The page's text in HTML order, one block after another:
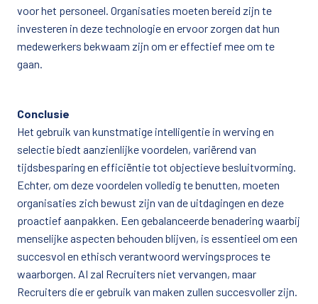
voor het personeel. Organisaties moeten bereid zijn te
investeren in deze technologie en ervoor zorgen dat hun
medewerkers bekwaam zijn om er effectief mee om te
Conclusie
Het gebruik van kunstmatige intelligentie in werving en
selectie biedt aanzienlijke voordelen, variërend van
tijdsbesparing en efficiëntie tot objectieve besluitvorming.
Echter, om deze voordelen volledig te benutten, moeten
organisaties zich bewust zijn van de uitdagingen en deze
proactief aanpakken. Een gebalanceerde benadering waarbij
menselijke aspecten behouden blijven, is essentieel om een
succesvol en ethisch verantwoord wervingsproces te
waarborgen. AI zal Recruiters niet vervangen, maar